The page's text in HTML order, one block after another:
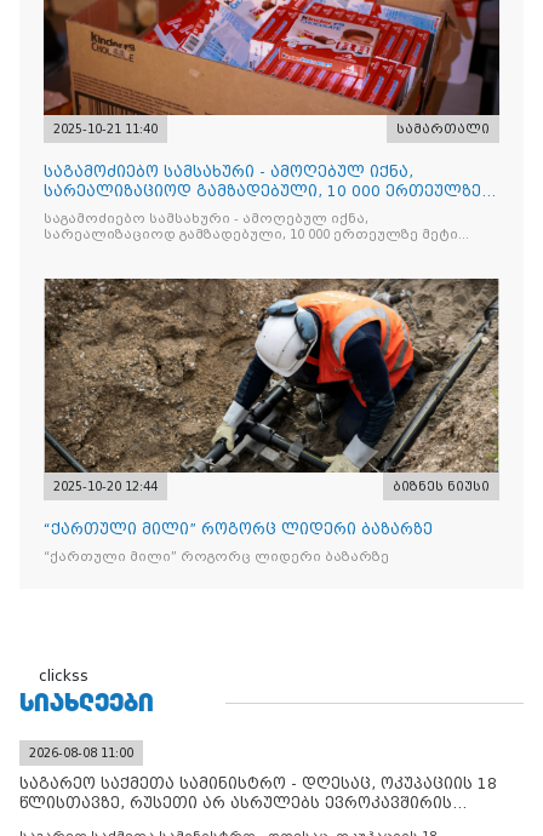
2025-10-21 11:40 სამართალი
საგამოძიებო სამსახური - ამოღებულ იქნა,
სარეალიზაციოდ გამზადებული, 10 000 ერთეულზე
მეტი „Jacobs Monar
საგამოძიებო სამსახური - ამოღებულ იქნა,
სარეალიზაციოდ გამზადებული, 10 000 ერთეულზე მეტი
„Raffaello”-ს სასაქონლო ნიშნით უკანონო ნიშანდებული
ტკბილეული
2025-10-20 12:44 ბიზნეს ნიუსი
“ქართული მილი” როგორც ლიდერი ბაზარზე
“ქართული მილი” როგორც ლიდერი ბაზარზე
clickss
ᲡᲘᲐᲮᲚᲔᲔᲑᲘ
2026-08-08 11:00
საგარეო საქმეთა სამინისტრო - დღესაც, ოკუპაციის 18
წლისთავზე, რუსეთი არ ასრულებს ევროკავშირის